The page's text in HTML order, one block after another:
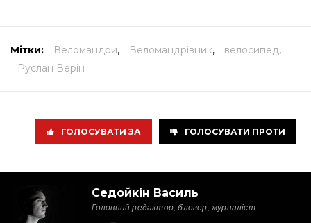
Мітки: Веломандри, Веломандрівник, велосипед,
Руслан Верін
ГОЛОСУВАТИ ЗА ГОЛОСУВАТИ ПРОТИ
Седойкін Василь
Головний редактор, блогер, журналіст